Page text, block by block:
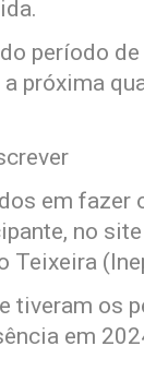
período
próxima
em fazer
no
Teixeira
tiveram os
em